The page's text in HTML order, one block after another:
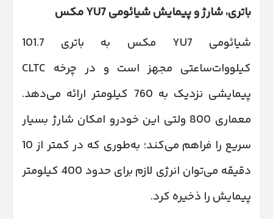
باتری، شارژ و پیمایش شیائومی YU7 مکس
شیائومی YU7 مکس به باتری 101.7
کیلووات‌ساعتی مجهز است و در چرخه CLTC
پیمایشی نزدیک به 760 کیلومتر ارائه می‌دهد.
معماری 800 ولتی این خودرو امکان شارژ بسیار
سریع را فراهم می‌کند؛ به‌طوری که در کمتر از 10
دقیقه می‌توان انرژی لازم برای حدود 400 کیلومتر
پیمایش را ذخیره کرد.